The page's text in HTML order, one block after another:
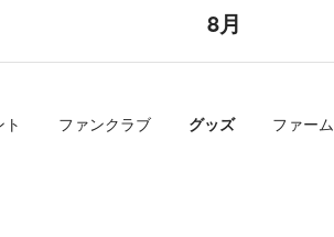
8月
ファンクラブ グッズ ファーム